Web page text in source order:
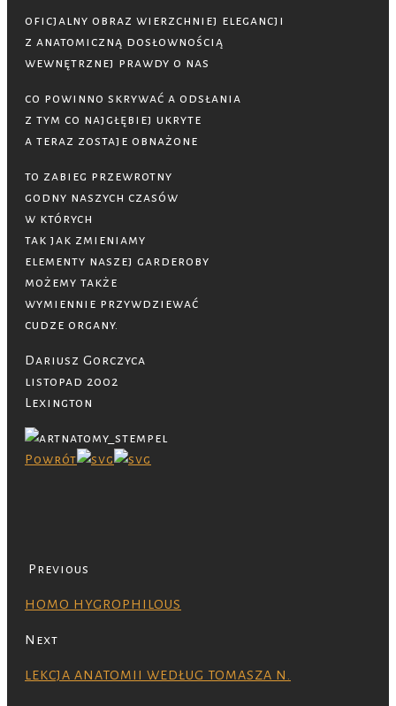
oficjalny obraz wierzchniej elegancji
z anatomiczną dosłownością
wewnętrznej prawdy o nas
co powinno skrywać a odsłania
z tym co najgłębiej ukryte
a teraz zostaje obnażone
to zabieg przewrotny
godny naszych czasów
w których
tak jak zmieniamy
elementy naszej garderoby
możemy także
wymiennie przywdziewać
cudze organy.
Dariusz Gorczyca
listopad 2002
Lexington
Powrót
Previous
HOMO HYGROPHILOUS
Next
LEKCJA ANATOMII WEDŁUG TOMASZA N.